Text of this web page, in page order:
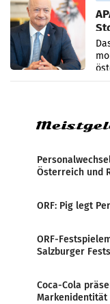
Österreich und
ORF: Pig legt
ORF-
Salzburger
Coca-Cola
Markenidentität